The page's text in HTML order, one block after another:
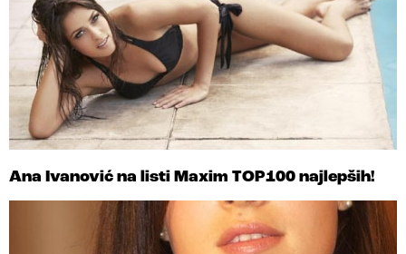
Ana Ivanović na listi Maxim TOP100 najlepših!